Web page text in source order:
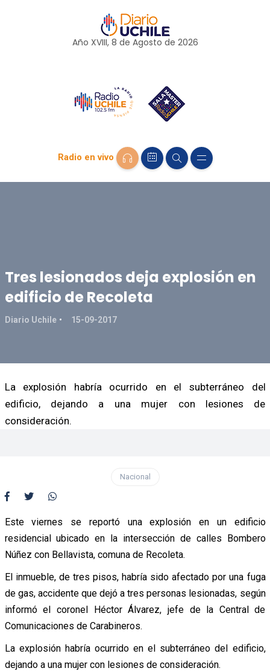
Año XVIII, 8 de Agosto de 2026
Radio en vivo
Tres lesionados deja explosión en
edificio de Recoleta
Diario Uchile 15-09-2017
La explosión habría ocurrido en el subterráneo del
edificio, dejando a una mujer con lesiones de
consideración.
Nacional
Este viernes se reportó una explosión en un edificio
residencial ubicado en la intersección de calles Bombero
Núñez con Bellavista, comuna de Recoleta.
El inmueble, de tres pisos, habría sido afectado por una fuga
de gas, accidente que dejó a tres personas lesionadas, según
informó el coronel Héctor Álvarez, jefe de la Central de
Comunicaciones de Carabineros.
La explosión habría ocurrido en el subterráneo del edificio,
dejando a una mujer con lesiones de consideración.